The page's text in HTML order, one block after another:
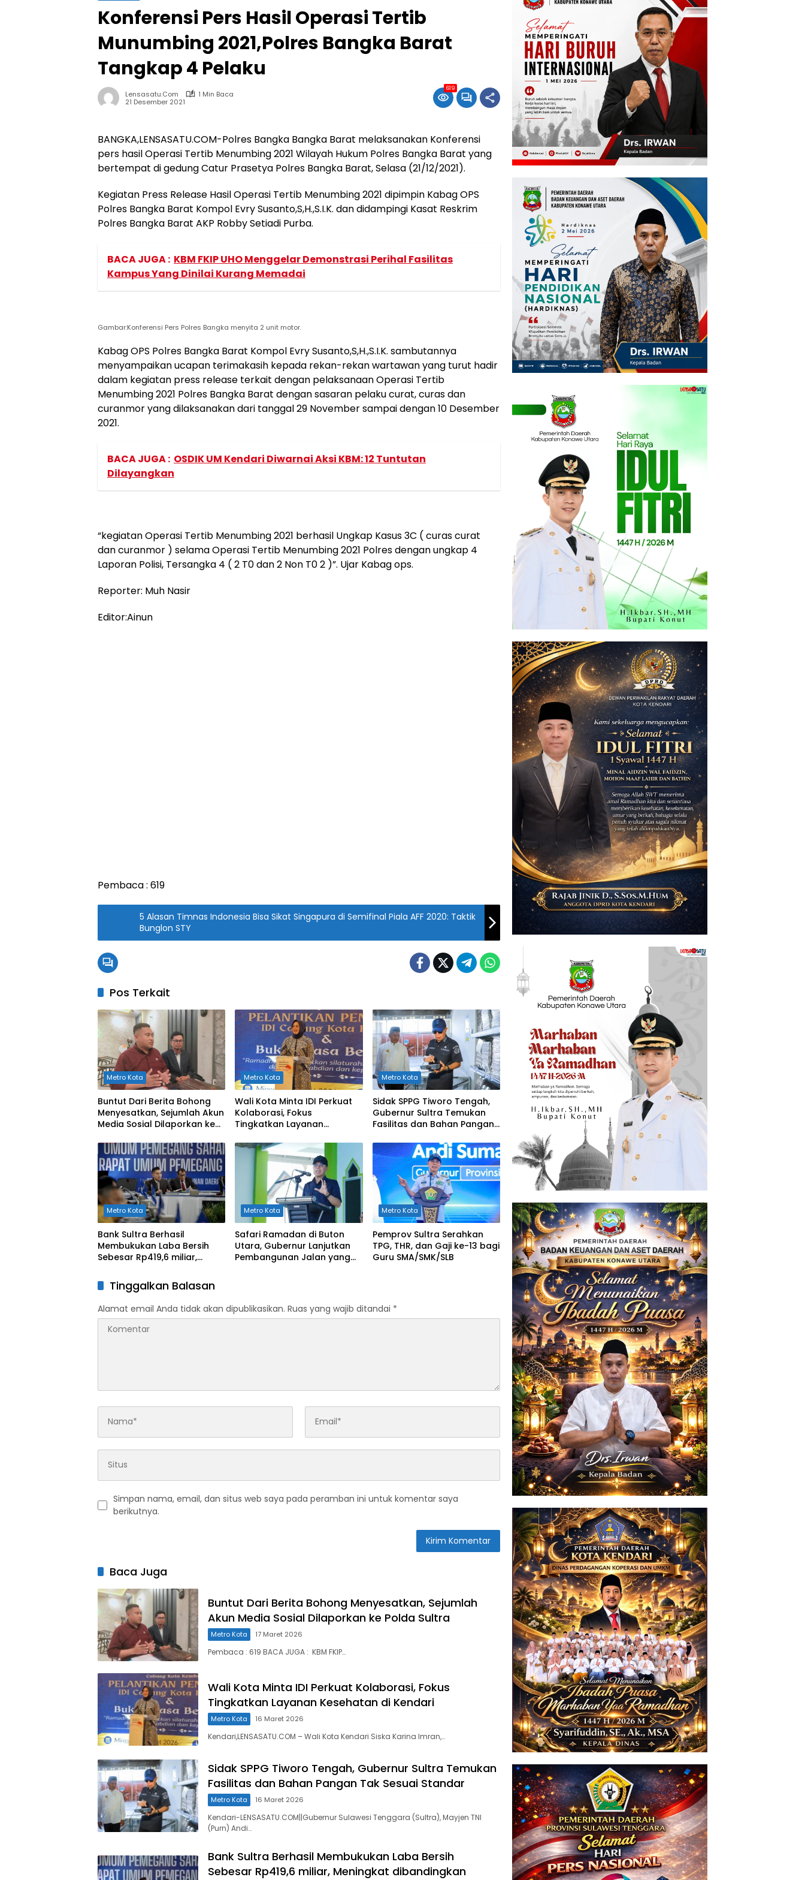
Konferensi Pers Hasil Operasi Tertib
Munumbing 2021,Polres Bangka Barat
Tangkap 4 Pelaku
Lensasatu.com
1 Min Baca
21 Desember 2021
619
BANGKA,LENSASATU.COM-Polres Bangka Bangka Barat melaksanakan Konferensi
pers hasil Operasi Tertib Menumbing 2021 Wilayah Hukum Polres Bangka Barat yang
bertempat di gedung Catur Prasetya Polres Bangka Barat, Selasa (21/12/2021).
Kegiatan Press Release Hasil Operasi Tertib Menumbing 2021 dipimpin Kabag OPS
Polres Bangka Barat Kompol Evry Susanto,S,H.,S.I.K. dan didampingi Kasat Reskrim
Polres Bangka Barat AKP Robby Setiadi Purba.
BACA JUGA : KBM FKIP UHO Menggelar Demonstrasi Perihal Fasilitas
Kampus Yang Dinilai Kurang Memadai
Gambar:Konferensi Pers Polres Bangka menyita 2 unit motor.
Kabag OPS Polres Bangka Barat Kompol Evry Susanto,S,H.,S.I.K. sambutannya
menyampaikan ucapan terimakasih kepada rekan-rekan wartawan yang turut hadir
dalam kegiatan press release terkait dengan pelaksanaan Operasi Tertib
Menumbing 2021 Polres Bangka Barat dengan sasaran pelaku curat, curas dan
curanmor yang dilaksanakan dari tanggal 29 November sampai dengan 10 Desember
2021.
BACA JUGA : OSDIK UM Kendari Diwarnai Aksi KBM: 12 Tuntutan
Dilayangkan
“kegiatan Operasi Tertib Menumbing 2021 berhasil Ungkap Kasus 3C ( curas curat
dan curanmor ) selama Operasi Tertib Menumbing 2021 Polres dengan ungkap 4
Laporan Polisi, Tersangka 4 ( 2 T0 dan 2 Non T0 2 )”. Ujar Kabag ops.
Reporter: Muh Nasir
Editor:Ainun
Pembaca : 619
5 Alasan Timnas Indonesia Bisa Sikat Singapura di Semifinal Piala AFF 2020: Taktik
Bunglon STY
Pos Terkait
Metro Kota
Buntut Dari Berita Bohong
Menyesatkan, Sejumlah Akun
Media Sosial Dilaporkan ke
Metro Kota
Wali Kota Minta IDI Perkuat
Kolaborasi, Fokus
Tingkatkan Layanan
Metro Kota
Sidak SPPG Tiworo Tengah,
Gubernur Sultra Temukan
Fasilitas dan Bahan Pangan
Metro Kota
Bank Sultra Berhasil
Membukukan Laba Bersih
Sebesar Rp419,6 miliar,
Capaian Tahun 2024
Metro Kota
Safari Ramadan di Buton
Utara, Gubernur Lanjutkan
Pembangunan Jalan yang
Metro Kota
Pemprov Sultra Serahkan
TPG, THR, dan Gaji ke-13 bagi
Guru SMA/SMK/SLB
Tinggalkan Balasan
Alamat email Anda tidak akan dipublikasikan. Ruas yang wajib ditandai *
Simpan nama, email, dan situs web saya pada peramban ini untuk komentar saya
berikutnya.
Baca Juga
Buntut Dari Berita Bohong Menyesatkan, Sejumlah
Akun Media Sosial Dilaporkan ke Polda Sultra
Metro Kota 17 Maret 2026
Pembaca : 619 BACA JUGA : KBM FKIP…
Wali Kota Minta IDI Perkuat Kolaborasi, Fokus
Tingkatkan Layanan Kesehatan di Kendari
Metro Kota 16 Maret 2026
Kendari,LENSASATU.COM – Wali Kota Kendari Siska Karina Imran,…
Sidak SPPG Tiworo Tengah, Gubernur Sultra Temukan
Fasilitas dan Bahan Pangan Tak Sesuai Standar
Metro Kota 16 Maret 2026
Kendari-LENSASATU.COM||Gubernur Sulawesi Tenggara (Sultra), Mayjen TNI
(Purn) Andi…
Bank Sultra Berhasil Membukukan Laba Bersih
Sebesar Rp419,6 miliar, Meningkat dibandingkan